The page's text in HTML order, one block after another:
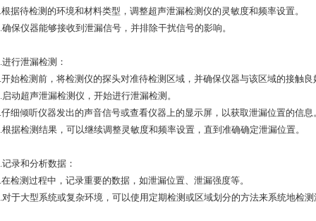
待检测的环境和材料类型，调整超声泄漏检测仪的灵敏度和频率设置。
仪器能够接收到泄漏信号，并排除干扰信号的影响。
泄漏检测：
检测前，将检测仪的探头对准待检测区域，并确保仪器与该区域的接触良
超声泄漏检测仪，开始进行泄漏检测。
倾听仪器发出的声音信号或查看仪器上的显示屏，以获取泄漏位置的信息
检测结果，可以继续调整灵敏度和频率设置，直到准确确定泄漏位置。
和分析数据：
测过程中，记录重要的数据，如泄漏位置、泄漏强度等。
大型系统或复杂环境，可以使用定期检测或区域划分的方法来系统地检测